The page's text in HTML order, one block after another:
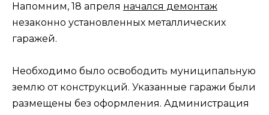
Напомним, 18 апреля начался демонтаж
незаконно установленных металлических
гаражей.
Необходимо было освободить муниципальную
землю от конструкций. Указанные гаражи были
размещены без оформления. Администрация